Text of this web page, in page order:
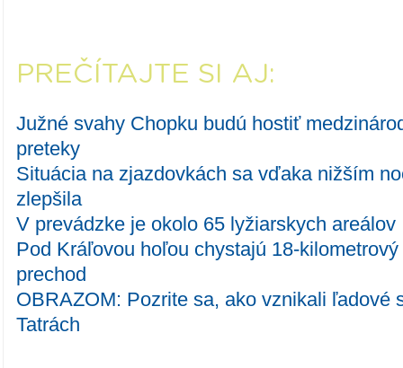
PREČÍTAJTE SI AJ:
Južné svahy Chopku budú hostiť
preteky
Situácia na zjazdovkách sa vďaka nižším
zlepšila
V prevádzke je okolo 65 lyžiarskych areálov
Pod Kráľovou hoľou chystajú 18-
prechod
OBRAZOM: Pozrite sa, ako vznikali ľadové
Tatrách